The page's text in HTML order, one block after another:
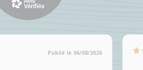
Publié le 06/08/2026